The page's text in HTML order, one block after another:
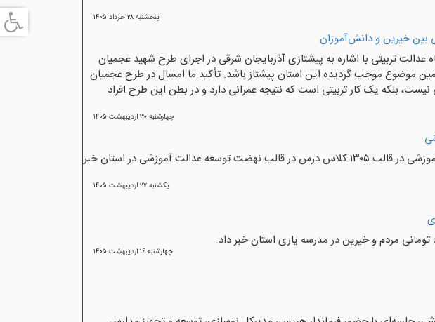
پنجشنبه ۲۸ خرداد ۱۴۰۵
بین خیرین و دانش‌آموزان
تربیتی با اشاره به پیشتازی آذربایجان شرقی در اجرای طرح شهید عجمیان
موضوع موجب گردیده این استان پیشتاز باشد. تأکید ما امسال در طرح عجمیان
بلکه یک کار تربیتی است که نتیجه عمرانی دارد و در بطن این طرح افراد
چهارشنبه ۳۰ ارديبهشت ۱۴۰۵
مدیرکل نوسازی، توسعه و تجهیز مدارس آذربایجان شرقی، از تعریف ۲۹۱ پروژه آموزشی در قالب ۱۳۰۵ کلاس درس در قالب نهضت توسعه عدالت آموزشی در استان خبر
يکشنبه ۲۷ ارديبهشت ۱۴۰۵
چهارشنبه ۱۶ ارديبهشت ۱۴۰۵